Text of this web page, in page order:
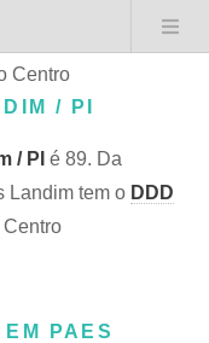
Centro
/ PI
/ PI é 89. Da
Landim tem o DDD
PAES